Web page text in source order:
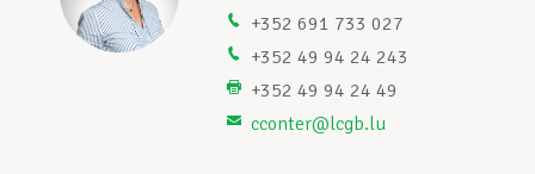
Unterstützung im Privatleben
+352 691 733 027
+352 49 94 24 243
+352 49 94 24 49
cconter@lcgb.lu